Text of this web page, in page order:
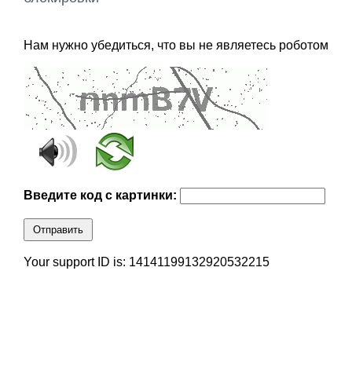
Нам нужно убедиться, что вы не являетесь роботом
Введите код с картинки:
Отправить
Your support ID is: 14141199132920532215